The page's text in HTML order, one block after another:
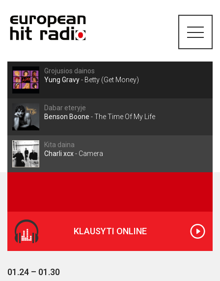
Grojusios dainos
Yung Gravy- Betty (Get Money)
Dabar eteryje
Benson Boone -The Time Of My Life
Kita daina
Charli xcx- Camera
KLAUSYTI ONLINE
01.24 – 01.30